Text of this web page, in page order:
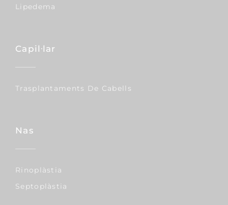
Lipedema
Capil·lar
Trasplantaments De Cabells
Nas
Rinoplàstia
Septoplàstia